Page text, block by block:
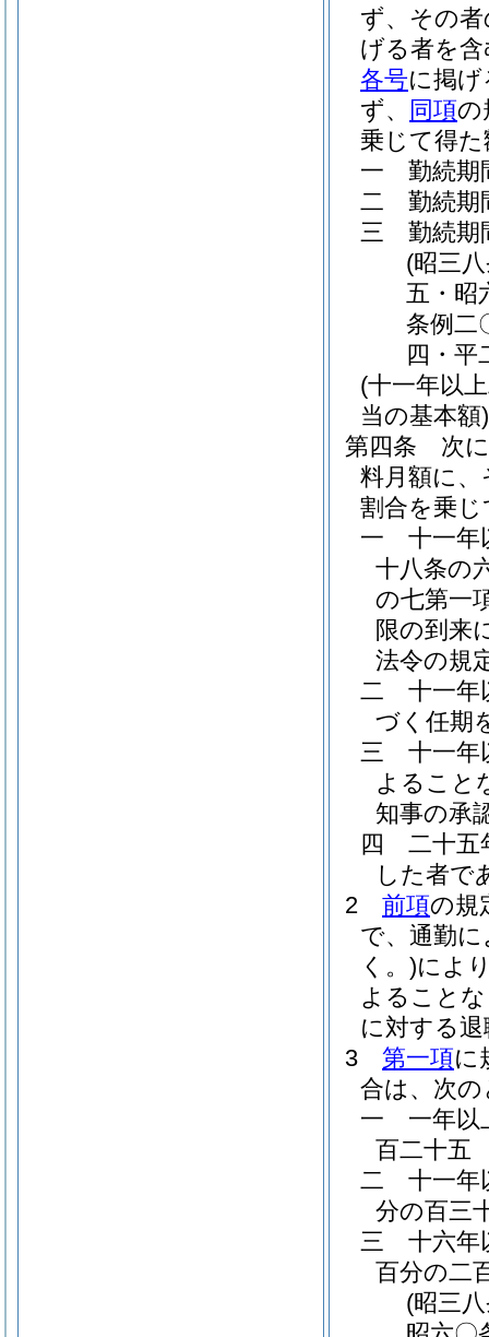
ず、その
げる者を
各号に掲
ず、
同項の
乗じて得
一
勤続
二
勤続
三
勤続
(昭三
五・昭
条例二
四・平
(十一年以
当の基本額)
第四条
次
料月額に
割合を乗
一
十一年
十八条の
の七第一
限の到来
法令の規
二
十一年
づく任期
三
十一年
よること
知事の承
四
二十五
した者で
2
前項の規
で、通勤
く。)によ
よること
に対する
3
第一項に
合は、次
一
一年以
百二十五
二
十一年
分の百三
三
十六年
百分の二
(昭三